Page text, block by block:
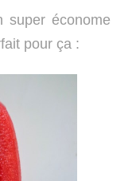
super économe
pour ça :